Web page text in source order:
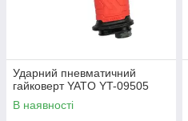
Ударний пневматичний
гайковерт YATO YT-09505
В наявності